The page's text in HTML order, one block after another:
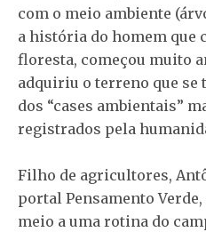
com o meio ambiente
a história do homem
floresta, começou muito
adquiriu o terreno que
dos “cases ambientais”
registrados pela
Filho de agricultores,
portal Pensamento
meio a uma rotina do